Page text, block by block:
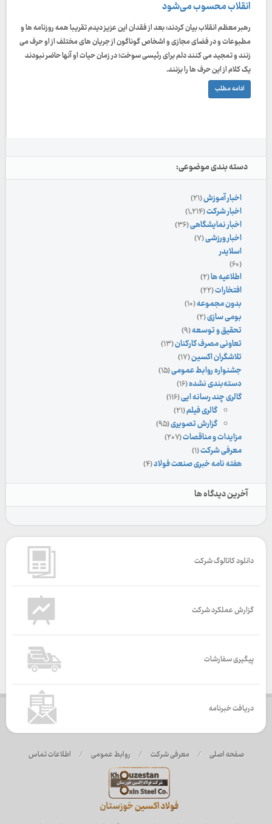
انقلاب محسوب می‌شود
رهبر معظم انقلاب بیان کردند: بعد از فقدان این عزیز دیدم تقریبا همه روزنامه ها و
مطبوعات و در فضای مجازی و اشخاص گوناگون از جریان های مختلف از او حرف می
زنند و تمجید می کنند دلم برای رئیسی سوخت؛ در زمان حیات او آنها حاضر نبودند
یک کلام از این حرف ها را بزنند.
ادامه مطلب
دسته بندی موضوعی:
اخبار آموزش(۲۱)
اخبار شرکت(۱,۲۱۴)
اخبار نمایشگاهی(۳۶)
اخبار ورزشی(۷)
اسلایدر
(۶۰)
اطلاعیه ها(۲)
افتخارات(۲۲)
بدون مجموعه(۱۰)
بومی سازی(۲)
تحقیق و توسعه(۹)
تعاونی مصرف کارکنان(۱۳)
تلاشگران اکسین(۱۷)
جشنواره روابط عمومی(۱۵)
دسته‌بندی نشده(۱۶)
گالری چند رسانه ایی(۱۱۶)
گالری فیلم(۲۱)
گزارش تصویری(۹۵)
مزایدات و مناقصات(۲۰۷)
معرفی شرکت(۱)
هفته نامه خبری صنعت فولاد(۴)
آخرین دیدگاه ها
دانلود کاتالوگ شرکت
گزارش عملکرد شرکت
پیگیری سفارشات
دریافت خبرنامه
صفحه اصلی / معرفی شرکت / روابط عمومی / اطلاعات تماس